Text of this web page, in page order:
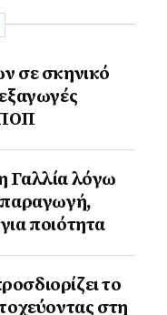
σε σκηνικό
Γαλλία λόγω
παραγωγή,
ποιότητα
το
στη